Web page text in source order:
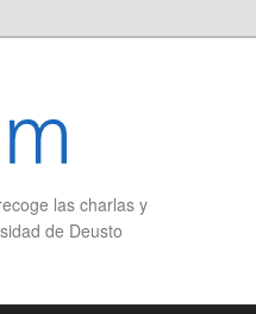
las charlas y
de Deusto